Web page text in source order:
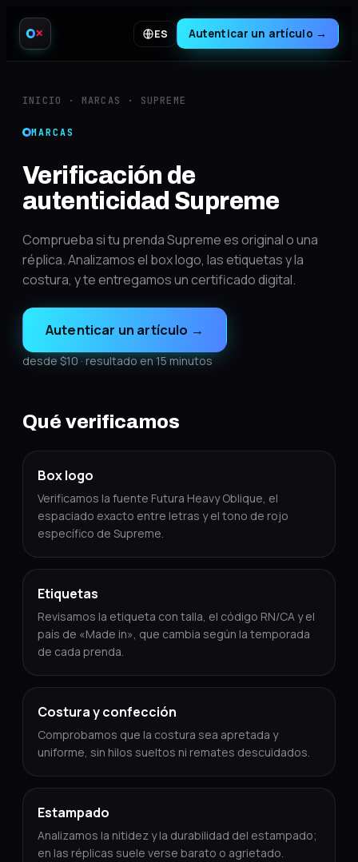
✕ ES Autenticar un artículo →
INICIO · MARCAS · SUPREME
MARCAS
Verificación de
autenticidad Supreme
Comprueba si tu prenda Supreme es original o una
réplica. Analizamos el box logo, las etiquetas y la
costura, y te entregamos un certificado digital.
Autenticar un artículo →
desde $10 · resultado en 15 minutos
Qué verificamos
Box logo
Verificamos la fuente Futura Heavy Oblique, el
espaciado exacto entre letras y el tono de rojo
específico de Supreme.
Etiquetas
Revisamos la etiqueta con talla, el código RN/CA y el
país de «Made in», que cambia según la temporada
de cada prenda.
Costura y confección
Comprobamos que la costura sea apretada y
uniforme, sin hilos sueltos ni remates descuidados.
Estampado
Analizamos la nitidez y la durabilidad del estampado;
en las réplicas suele verse barato o agrietado.